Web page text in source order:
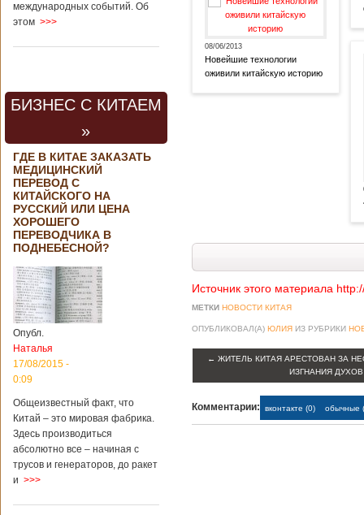
международных событий. Об
этом >>>
БИЗНЕС С КИТАЕМ
»
ГДЕ В КИТАЕ ЗАКАЗАТЬ
МЕДИЦИНСКИЙ
ПЕРЕВОД С
КИТАЙСКОГО НА
РУССКИЙ ИЛИ ЦЕНА
ХОРОШЕГО
ПЕРЕВОДЧИКА В
ПОДНЕБЕСНОЙ?
Опубл.
Наталья
17/08/2015 -
0:09
Общеизвестный факт, что
Китай – это мировая фабрика.
Здесь производиться
абсолютно все – начиная с
трусов и генераторов, до ракет
и >>>
08/06/2013
Новейшие технологии
оживили китайскую историю
Источник этого материала
МЕТКИ НОВОСТИ КИТАЯ
ОПУБЛИКОВАЛ(А) ЮЛИЯ ИЗ РУБРИКИ
← ЖИТЕЛЬ КИТАЯ АРЕСТОВАН ЗА
ИЗГНАНИЯ ДУХОВ
Комментарии: вконтакте (0) обычные